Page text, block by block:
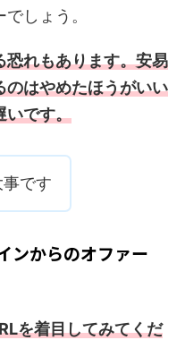
しょう。
恐れもあります。安易
のはやめたほうがいい
いです。
です
ンからのオファー
を着目してみてくだ